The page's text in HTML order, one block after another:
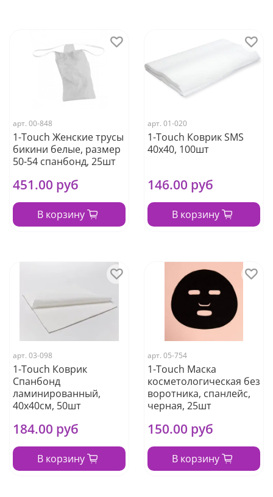
арт. 00-848
1-Touch Женские трусы
бикини белые, размер
50-54 спанбонд, 25шт
451.00 руб
В корзину
арт. 01-020
1-Touch Коврик SMS
40х40, 100шт
146.00 руб
В корзину
арт. 03-098
1-Touch Коврик
Спанбонд
ламинированный,
40х40см, 50шт
184.00 руб
В корзину
арт. 05-754
1-Touch Маска
косметологическая без
воротника, спанлейс,
черная, 25шт
150.00 руб
В корзину